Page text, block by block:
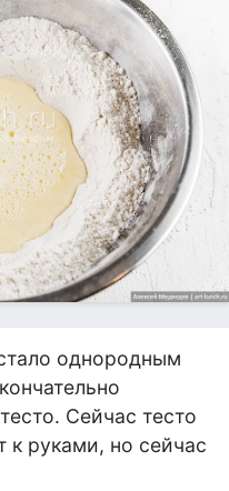
однородным
Сейчас тесто
к руками, но сейчас